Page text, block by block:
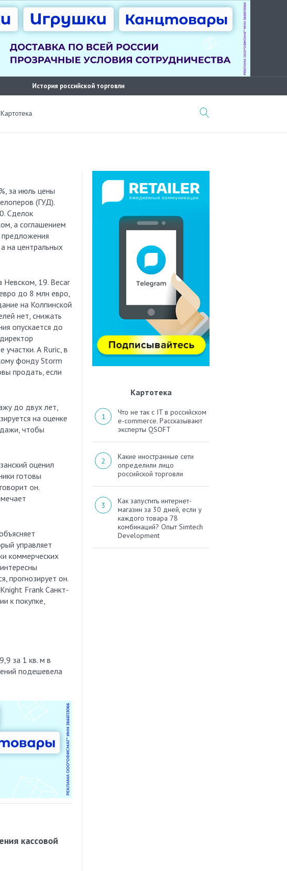
История российской торговли
Картотека
(ГУД).
Сделок
а соглашением
предложения
на центральных
Невском, 19. Becar
до 8 млн евро,
на Колпинской
нет, снижать
опускается до
А Ruric, в
фонду Storm
продать, если
до двух лет,
на оценке
чтобы
оценил
готовы
он.
управляет
коммерческих
прогнозирует он.
Frank Санкт-
к покупке,
за 1 кв. м в
подешевела
кассовой
Картотека
Что не так с IT в российском
e-commerce. Рассказывают
эксперты QSOFT
Какие иностранные сети
определили лицо
российской торговли
Как запустить интернет-
магазин за 30 дней, если у
каждого товара 78
комбинаций? Опыт Simtech
Development